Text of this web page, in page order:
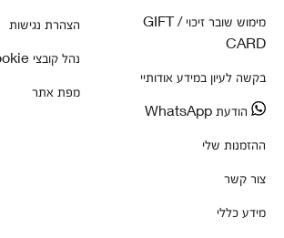
מימוש שובר זיכוי / GIFT
CARD
בקשה לעיון במידע אודותיי
הודעת WhatsApp
ההזמנות שלי
צור קשר
מידע כללי
הצהרת נגישות
נהל קובצי Cookie של האתר
מפת אתר